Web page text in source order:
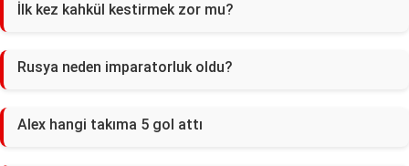
İlk kez kahkül kestirmek zor mu?
Rusya neden imparatorluk oldu?
Alex hangi takıma 5 gol attı